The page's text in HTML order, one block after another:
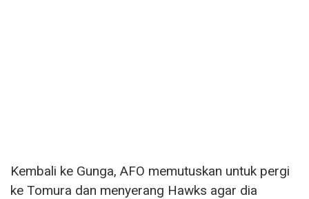
Kembali ke Gunga, AFO memutuskan untuk pergi
ke Tomura dan menyerang Hawks agar dia